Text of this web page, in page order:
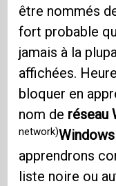
être nommés
fort probable
jamais à la
affichées.
bloquer en
nom de réseau
network)Windows
apprendrons
liste noire ou